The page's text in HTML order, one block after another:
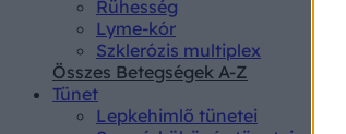
Rühesség
Lyme-kór
Szklerózis multiplex
Összes Betegségek A-Z
Tünet
Lepkehimlő tünetei